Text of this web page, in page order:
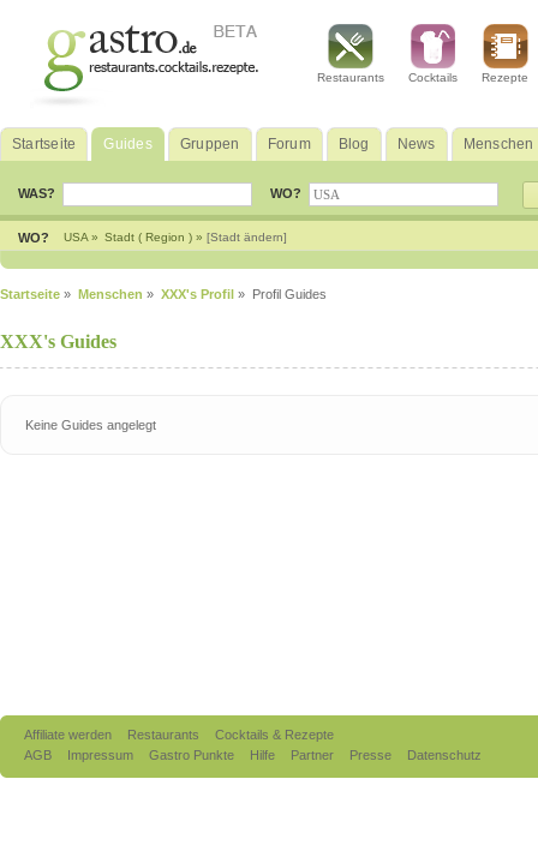
Restaurants Cocktails Rezepte
Startseite Guides Gruppen Forum Blog News Menschen
WAS? WO?
WO? USA » Stadt ( Region ) » [Stadt ändern]
Startseite » Menschen » XXX's Profil » Profil Guides
XXX's Guides
Keine Guides angelegt
Affiliate werden Restaurants
Cocktails & Rezepte
AGB
Impressum Gastro Punkte Hilfe Partner Presse Datenschutz